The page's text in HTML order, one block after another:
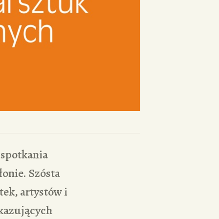
Szósta
artystów i